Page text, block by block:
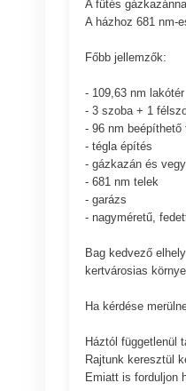
A fűtés
A házhoz 681 nm-
Főbb jellemzők:
- 109,63 nm lakótér
- 3 szoba + 1
- 96 nm beépíthető
- tégla építés
- gázkazán és
- 681 nm telek
- garázs
- nagyméretű,
Bag kedvező
kertvárosias
Ha kérdése
Háztól függetlenül
Rajtunk keresztül
Emiatt is forduljon